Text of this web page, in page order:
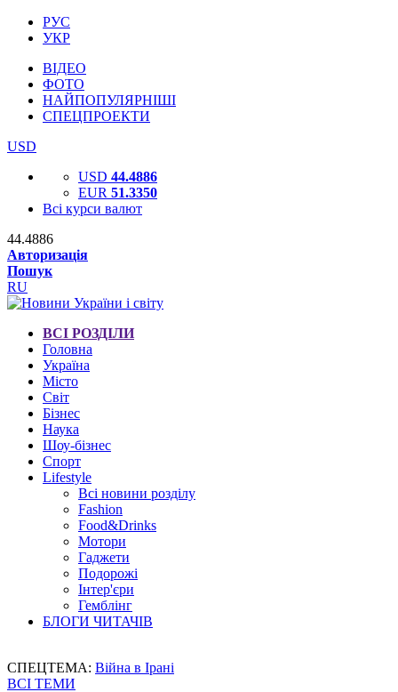
РУС
УКР
ВІДЕО
ФОТО
НАЙПОПУЛЯРНІШІ
СПЕЦПРОЕКТИ
USD
USD 44.4886
EUR 51.3350
Всі курси валют
44.4886
Авторизація
Пошук
RU
ВСІ РОЗДІЛИ
Головна
Україна
Місто
Світ
Бізнес
Наука
Шоу-бізнес
Спорт
Lifestyle
Всі новини розділу
Fashion
Food&Drinks
Мотори
Гаджети
Подорожі
Інтер'єри
Гемблінг
БЛОГИ ЧИТАЧІВ
СПЕЦТЕМА: Війна в Ірані
ВСІ ТЕМИ